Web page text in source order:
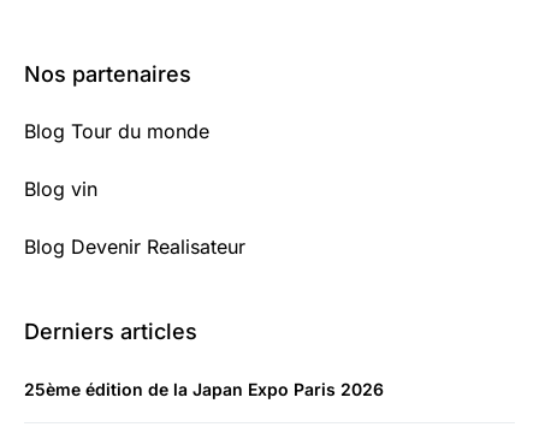
Nos partenaires
Blog Tour du monde
Blog vin
Blog Devenir Realisateur
Derniers articles
25ème édition de la Japan Expo Paris 2026